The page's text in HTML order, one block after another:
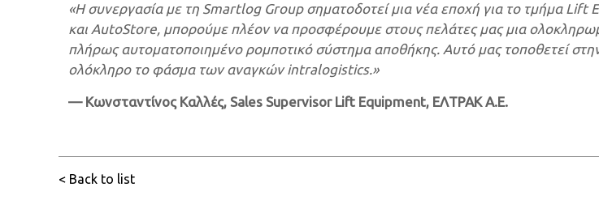
«Η συνεργασία με τη Smartlog Group σηματοδοτεί μια νέα εποχή για το τμήμα
και AutoStore, μπορούμε πλέον να προσφέρουμε στους πελάτες μας μια
πλήρως αυτοματοποιημένο ρομποτικό σύστημα αποθήκης. Αυτό μας τοποθετεί
ολόκληρο το φάσμα των αναγκών intralogistics.»
— Κωνσταντίνος Καλλές, Sales Supervisor Lift Equipment, ΕΛΤΡΑΚ Α.Ε.
< Back to list